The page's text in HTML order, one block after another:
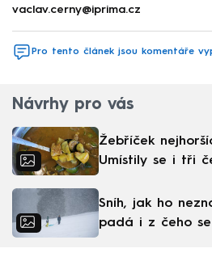
vaclav.cerny@iprima.cz
Pro tento článek jsou komentáře
Návrhy pro vás
Žebříček
Umístily se i tři
Sníh, jak ho
padá i z čeho